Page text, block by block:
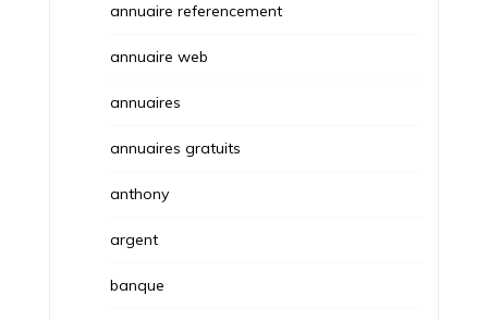
annuaire referencement
annuaire web
annuaires
annuaires gratuits
anthony
argent
banque